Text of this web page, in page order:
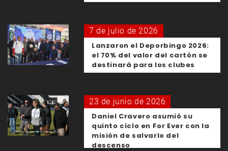
7 de julio de 2026
Lanzaron el Deporbingo 2026:
el 70% del valor del cartón se
destinará para los clubes
23 de junio de 2026
Daniel Cravero asumió su
quinto ciclo en For Ever con la
misión de salvarlo del
descenso